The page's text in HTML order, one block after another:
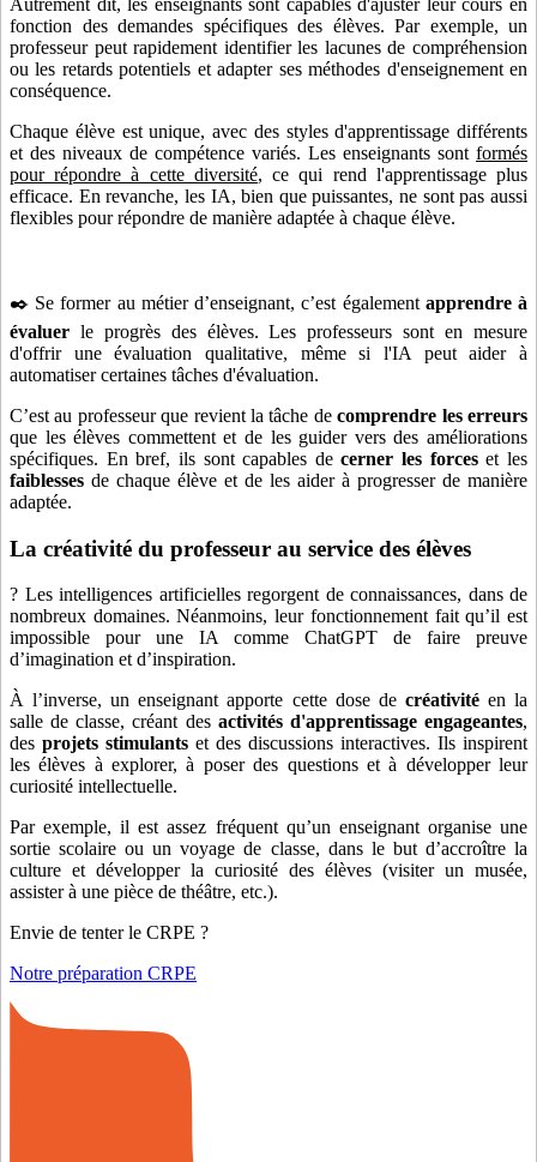
fonction des demandes spécifiques des élèves. Par exemple, un
professeur peut rapidement identifier les lacunes de compréhension
ou les retards potentiels et adapter ses méthodes d'enseignement en
conséquence.
Chaque élève est unique, avec des styles d'apprentissage différents
et des niveaux de compétence variés. Les enseignants sont formés
pour répondre à cette diversité, ce qui rend l'apprentissage plus
efficace. En revanche, les IA, bien que puissantes, ne sont pas aussi
flexibles pour répondre de manière adaptée à chaque élève.
✒️ Se former au métier d’enseignant, c’est également apprendre à
évaluer le progrès des élèves. Les professeurs sont en mesure
d'offrir une évaluation qualitative, même si l'IA peut aider à
automatiser certaines tâches d'évaluation.
C’est au professeur que revient la tâche decomprendre les erreurs
que les élèves commettent et de les guider vers des améliorations
spécifiques. En bref, ils sont capables decerner les forceset les
faiblesses de chaque élève et de les aider à progresser de manière
adaptée.
La créativité du professeur au service des élèves
? Les intelligences artificielles regorgent de connaissances, dans de
nombreux domaines. Néanmoins, leur fonctionnement fait qu’il est
impossible pour une IA comme ChatGPT de faire preuve
d’imagination et d’inspiration.
À l’inverse, un enseignant apporte cette dose de créativitéen la
salle de classe, créant des activités d'apprentissage engageantes,
des projets stimulants et des discussions interactives. Ils inspirent
les élèves à explorer, à poser des questions et à développer leur
curiosité intellectuelle.
Par exemple, il est assez fréquent qu’un enseignant organise une
sortie scolaire ou un voyage de classe, dans le but d’accroître la
culture et développer la curiosité des élèves (visiter un musée,
assister à une pièce de théâtre, etc.).
Envie de tenter le CRPE ?
Notre préparation CRPE